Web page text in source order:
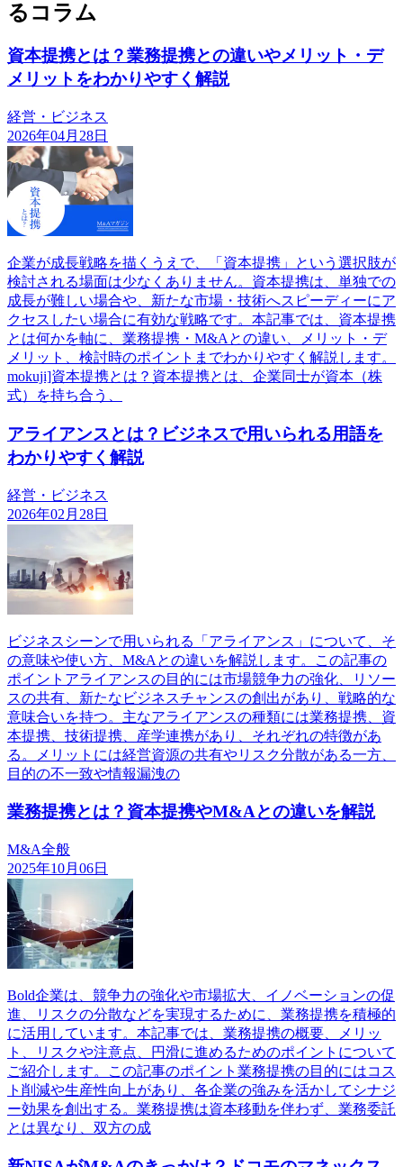
るコラム
資本提携とは？業務提携との違いやメリット・デ
メリットをわかりやすく解説
経営・ビジネス
2026年04月28日
企業が成長戦略を描くうえで、「資本提携」という選択肢が
検討される場面は少なくありません。資本提携は、単独での
成長が難しい場合や、新たな市場・技術へスピーディーにア
クセスしたい場合に有効な戦略です。本記事では、資本提携
とは何かを軸に、業務提携・M&Aとの違い、メリット・デ
メリット、検討時のポイントまでわかりやすく解説します。
mokuji]資本提携とは？資本提携とは、企業同士が資本（株
式）を持ち合う、
アライアンスとは？ビジネスで用いられる用語を
わかりやすく解説
経営・ビジネス
2026年02月28日
ビジネスシーンで用いられる「アライアンス」について、そ
の意味や使い方、M&Aとの違いを解説します。この記事の
ポイントアライアンスの目的には市場競争力の強化、リソー
スの共有、新たなビジネスチャンスの創出があり、戦略的な
意味合いを持つ。主なアライアンスの種類には業務提携、資
本提携、技術提携、産学連携があり、それぞれの特徴があ
る。メリットには経営資源の共有やリスク分散がある一方、
目的の不一致や情報漏洩の
業務提携とは？資本提携やM&Aとの違いを解説
M&A全般
2025年10月06日
Bold企業は、競争力の強化や市場拡大、イノベーションの促
進、リスクの分散などを実現するために、業務提携を積極的
に活用しています。本記事では、業務提携の概要、メリッ
ト、リスクや注意点、円滑に進めるためのポイントについて
ご紹介します。この記事のポイント業務提携の目的にはコス
ト削減や生産性向上があり、各企業の強みを活かしてシナジ
ー効果を創出する。業務提携は資本移動を伴わず、業務委託
とは異なり、双方の成